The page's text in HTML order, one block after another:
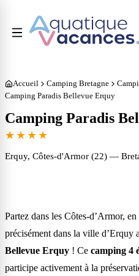
Accueil Camping Bretagne
Camping Paradis Bellevue Erquy
Camping Paradis
★★★★
Erquy, Côtes-d'Armor (22) —
Partez dans les Côtes-d’Armor,
précisément dans la ville d’Erquy
Bellevue Erquy ! Ce camping 4
participe activement à la